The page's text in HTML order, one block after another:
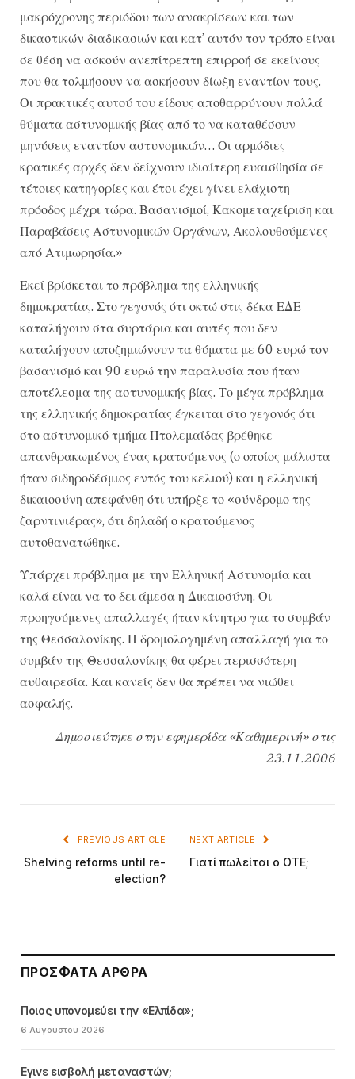
μακρόχρονης περιόδου των ανακρίσεων και των
δικαστικών διαδικασιών και κατ’ αυτόν τον τρόπο είναι
σε θέση να ασκούν ανεπίτρεπτη επιρροή σε εκείνους
που θα τολμήσουν να ασκήσουν δίωξη εναντίον τους.
Οι πρακτικές αυτού του είδους αποθαρρύνουν πολλά
θύματα αστυνομικής βίας από το να καταθέσουν
μηνύσεις εναντίον αστυνομικών… Οι αρμόδιες
κρατικές αρχές δεν δείχνουν ιδιαίτερη ευαισθησία σε
τέτοιες κατηγορίες και έτσι έχει γίνει ελάχιστη
πρόοδος μέχρι τώρα. Βασανισμοί, Κακομεταχείριση και
Παραβάσεις Αστυνομικών Οργάνων, Ακολουθούμενες
από Ατιμωρησία.»
Εκεί βρίσκεται το πρόβλημα της ελληνικής
δημοκρατίας. Στο γεγονός ότι οκτώ στις δέκα ΕΔΕ
καταλήγουν στα συρτάρια και αυτές που δεν
καταλήγουν αποζημιώνουν τα θύματα με 60 ευρώ τον
βασανισμό και 90 ευρώ την παραλυσία που ήταν
αποτέλεσμα της αστυνομικής βίας. Το μέγα πρόβλημα
της ελληνικής δημοκρατίας έγκειται στο γεγονός ότι
στο αστυνομικό τμήμα Πτολεμαΐδας βρέθηκε
απανθρακωμένος ένας κρατούμενος (ο οποίος μάλιστα
ήταν σιδηροδέσμιος εντός του κελιού) και η ελληνική
δικαιοσύνη απεφάνθη ότι υπήρξε το «σύνδρομο της
ζαρντινιέρας», ότι δηλαδή ο κρατούμενος
αυτοθανατώθηκε.
Υπάρχει πρόβλημα με την Ελληνική Αστυνομία και
καλά είναι να το δει άμεσα η Δικαιοσύνη. Οι
προηγούμενες απαλλαγές ήταν κίνητρο για το συμβάν
της Θεσσαλονίκης. Η δρομολογημένη απαλλαγή για το
συμβάν της Θεσσαλονίκης θα φέρει περισσότερη
αυθαιρεσία. Και κανείς δεν θα πρέπει να νιώθει
ασφαλής.
Δημοσιεύτηκε στην εφημερίδα «Καθημερινή» στις
23.11.2006
PREVIOUS ARTICLE
Shelving reforms until re-
election?
NEXT ARTICLE
Γιατί πωλείται ο ΟΤΕ;
ΠΡΌΣΦΑΤΑ ΆΡΘΡΑ
Ποιος υπονομεύει την «Ελπίδα»;
6 Αυγούστου 2026
Εγινε εισβολή μεταναστών;